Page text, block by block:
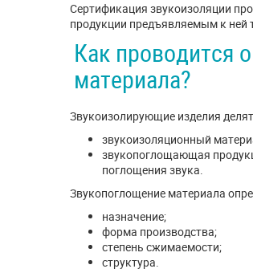
Сертификация звукоизоляции
продукции предъявляемым к ней
Как проводится
материала?
Звукоизолирующие изделия
звукоизоляционный
звукопоглощающая
поглощения звука.
Звукопоглощение материала
назначение;
форма производства;
степень сжимаемости;
структура.